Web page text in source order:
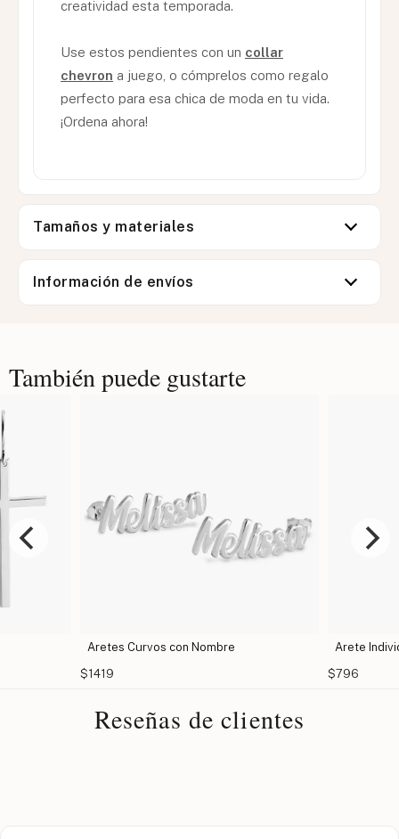
creatividad esta temporada.
Use estos pendientes con un collar
chevron a juego, o cómprelos como regalo
perfecto para esa chica de moda en tu vida.
¡Ordena ahora!
Tamaños y materiales
Información de envíos
También puede gustarte
Aretes Curvos con Nombre
$1419
Arete
$796
Reseñas de clientes